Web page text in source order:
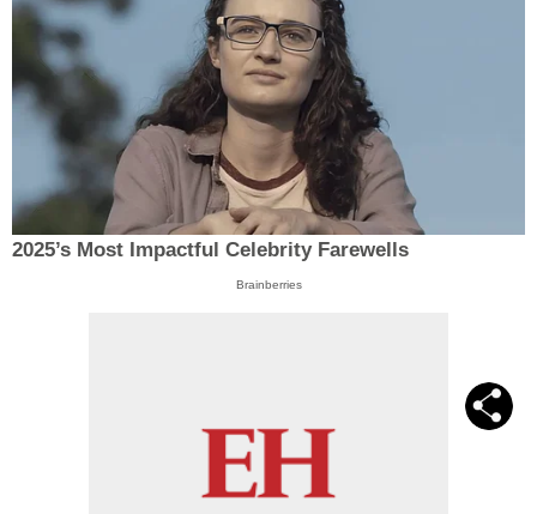
2025’s Most Impactful Celebrity Farewells
Brainberries